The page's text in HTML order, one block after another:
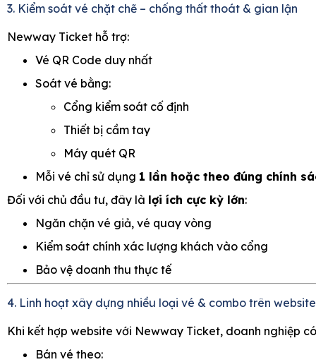
3. Kiểm soát vé chặt chẽ – chống thất thoát & gian lận
Newway Ticket hỗ trợ:
Vé QR Code duy nhất
Soát vé bằng:
Cổng kiểm soát cố định
Thiết bị cầm tay
Máy quét QR
Mỗi vé chỉ sử dụng 1 lần hoặc theo đúng chính
Đối với chủ đầu tư, đây là lợi ích cực kỳ lớn:
Ngăn chặn vé giả, vé quay vòng
Kiểm soát chính xác lượng khách vào cổng
Bảo vệ doanh thu thực tế
4. Linh hoạt xây dựng nhiều loại vé & combo trên website
Khi kết hợp website với Newway Ticket, doanh nghiệp
Bán vé theo: